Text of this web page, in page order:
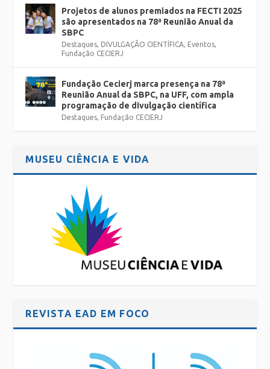
Projetos de alunos premiados na FECTI 2025
são apresentados na 78ª Reunião Anual da
SBPC
Destaques, DIVULGAÇÃO CIENTÍFICA, Eventos,
Fundação CECIERJ
Fundação Cecierj marca presença na 78ª
Reunião Anual da SBPC, na UFF, com ampla
programação de divulgação científica
Destaques, Fundação CECIERJ
MUSEU CIÊNCIA E VIDA
REVISTA EAD EM FOCO